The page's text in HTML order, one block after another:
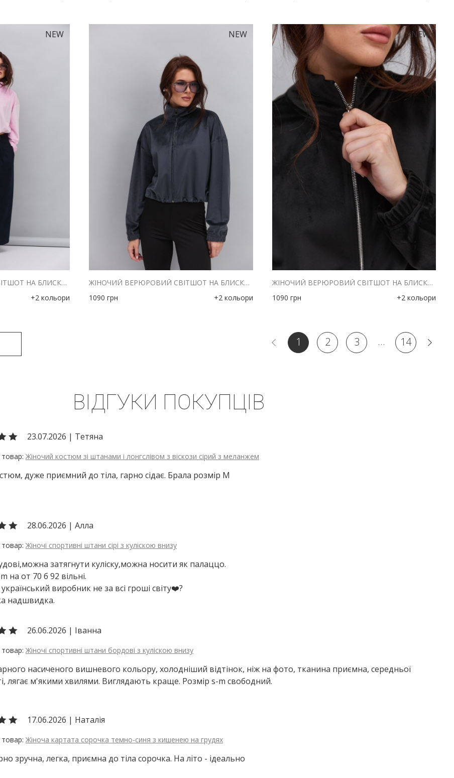
NEW
ЖІНОЧИЙ ВЕРЮРОВИЙ СВІТШОТ НА БЛИСКАВЦІ РОЖЕВИЙ З КОМІРОМ-СТІЙКОЮ
+2 кольори
NEW
ЖІНОЧИЙ ВЕРЮРОВИЙ СВІТШОТ НА БЛИСКАВЦІ ТЕМНО-СІРИЙ З КОМІРОМ-СТІЙКОЮ
1090 грн +2 кольори
NEW
ЖІНОЧИЙ ВЕРЮРОВИЙ СВІТШОТ НА БЛИСКАВЦІ ЧОРНИЙ З КОМІРОМ-СТІЙКОЮ
1090 грн +2 кольори
1 2 3 ... 14
ВІДГУКИ ПОКУПЦІВ
23.07.2026 | Тетяна
Жіночий костюм зі штанами і лонгслівом з віскози сірий з меланжем
дуже приємний до тіла, гарно сідає. Брала розмір M
28.06.2026 | Алла
Жіночі спортивні штани сірі з куліскою внизу
затягнути куліску,можна носити як палаццо.
на от 70 б 92 вільні.
виробник не за всі гроші світу❤️?
надшвидка.
26.06.2026 | Іванна
Жіночі спортивні штани бордові з куліскою внизу
насиченого вишневого кольору, холодніший відтінок, ніж на фото, тканина приємна, середньої
лягає м'якими хвилями. Виглядають краще. Розмір s-m свободний.
17.06.2026 | Наталія
Жіноча картата сорочка темно-синя з кишенею на грудях
зручна, легка, приємна до тіла сорочка. На літо - ідеально